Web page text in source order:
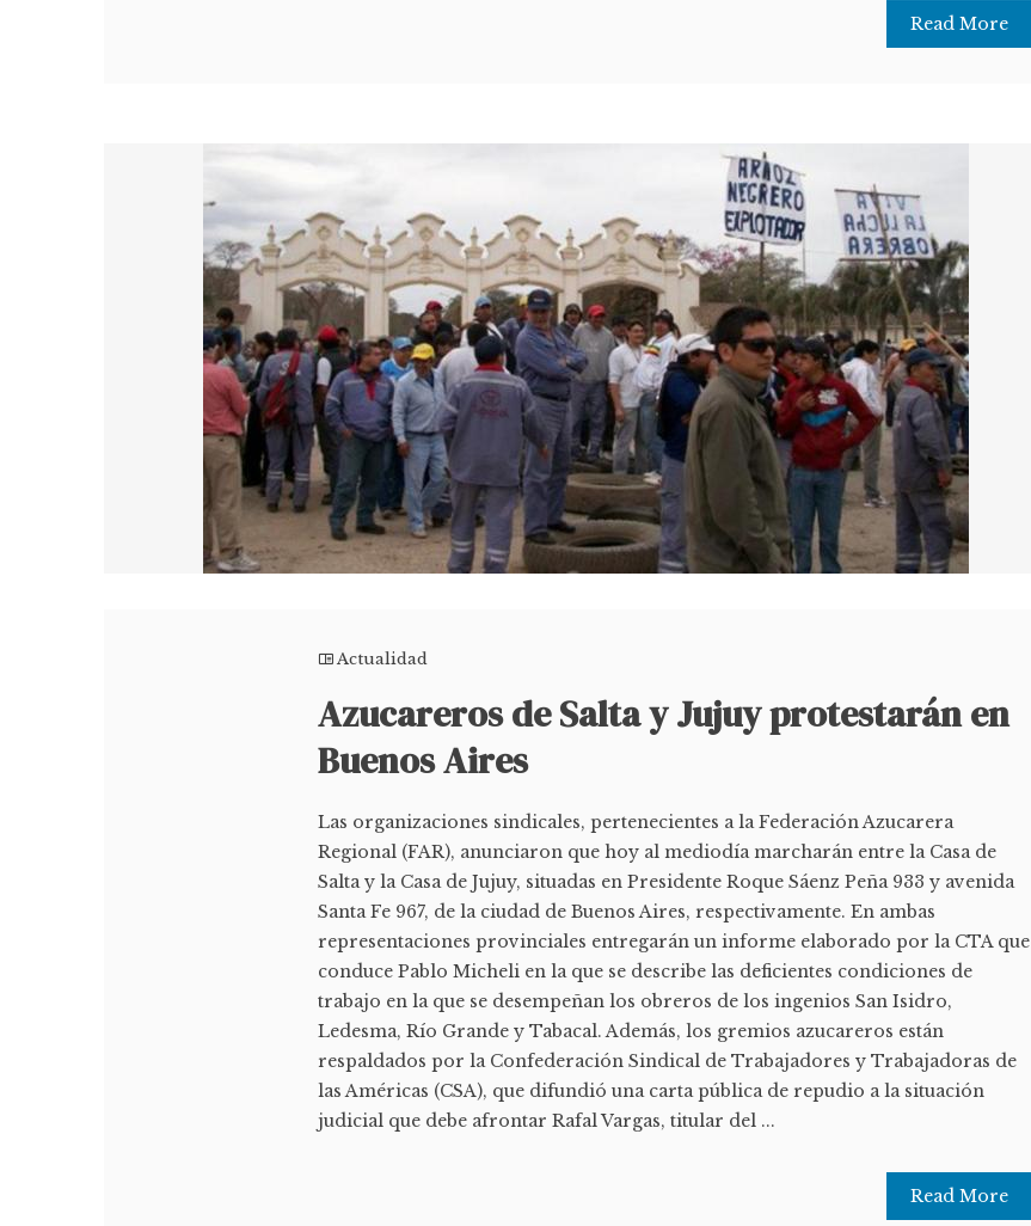
Read More
Actualidad
Azucareros de Salta y Jujuy protestarán en
Buenos Aires
Las organizaciones sindicales, pertenecientes a la Federación Azucarera
Regional (FAR), anunciaron que hoy al mediodía marcharán entre la Casa de
Salta y la Casa de Jujuy, situadas en Presidente Roque Sáenz Peña 933 y avenida
Santa Fe 967, de la ciudad de Buenos Aires, respectivamente. En ambas
representaciones provinciales entregarán un informe elaborado por la CTA que
conduce Pablo Micheli en la que se describe las deficientes condiciones de
trabajo en la que se desempeñan los obreros de los ingenios San Isidro,
Ledesma, Río Grande y Tabacal. Además, los gremios azucareros están
respaldados por la Confederación Sindical de Trabajadores y Trabajadoras de
las Américas (CSA), que difundió una carta pública de repudio a la situación
judicial que debe afrontar Rafal Vargas, titular del ...
Read More